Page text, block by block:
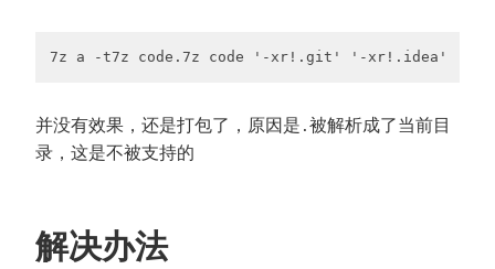
7z a -t7z code.7z code '-xr!.git' '-xr!.idea'
并没有效果，还是打包了，原因是 . 被解析成了当前目
录，这是不被支持的
解决办法